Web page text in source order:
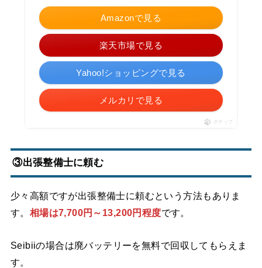
Amazonで見る
楽天市場で見る
Yahoo!ショッピングで見る
メルカリで見る
ポチップ
③出張整備士に頼む
少々高額ですが出張整備士に頼むという方法もありま
す。 相場は7,700円～13,200円程度です。
Seibiiの場合は廃バッテリーを無料で回収してもらえま
す。